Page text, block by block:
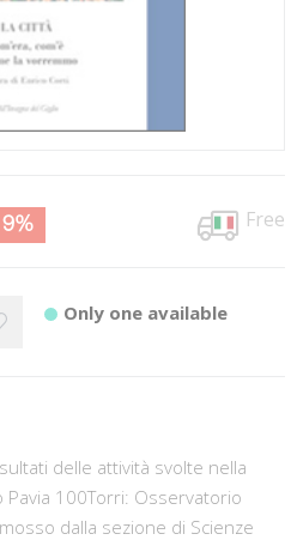
9% Free
Only one available
delle attività svolte nella
100Torri: Osservatorio
dalla sezione di Scienze